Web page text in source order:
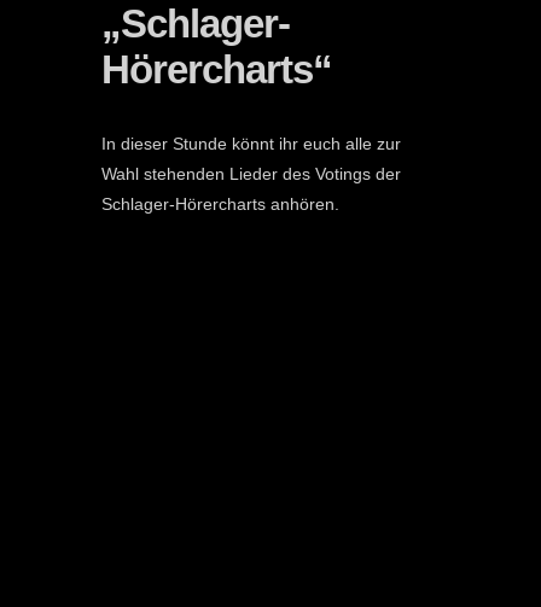
„Schlager-
Hörercharts“
In dieser Stunde könnt ihr euch alle zur
Wahl stehenden Lieder des Votings der
Schlager-Hörercharts anhören.